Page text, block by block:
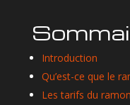
Introduction
Qu’est-ce que le
Les tarifs du